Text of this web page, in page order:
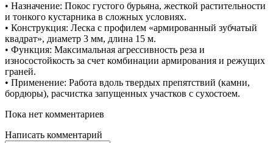
• Назначение: Покос густого бурьяна, жесткой растительности
и тонкого кустарника в сложных условиях.
• Конструкция: Леска с профилем «армированный зубчатый
квадрат», диаметр 3 мм, длина 15 м.
• Функция: Максимальная агрессивность реза и
износостойкость за счет комбинации армирования и режущих
граней.
• Применение: Работа вдоль твердых препятствий (камни,
бордюры), расчистка запущенных участков с сухостоем.
Пока нет комментариев
Написать комментарий